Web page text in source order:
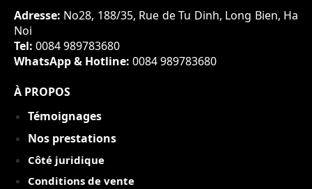
Adresse: No28, 188/35, Rue de Tu Dinh, Long Bien, Ha
Noi
Tel: 0084 989783680
WhatsApp & Hotline: 0084 989783680
À PROPOS
Témoignages
Nos prestations
Côté juridique
Conditions de vente